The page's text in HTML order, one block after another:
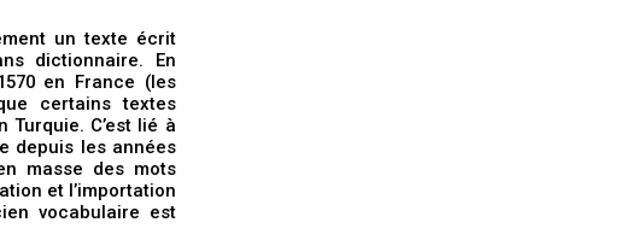
un texte écrit
dictionnaire. En
en France (les
certains textes
C’est lié à
depuis les années
masse des mots
et l’importation
vocabulaire est